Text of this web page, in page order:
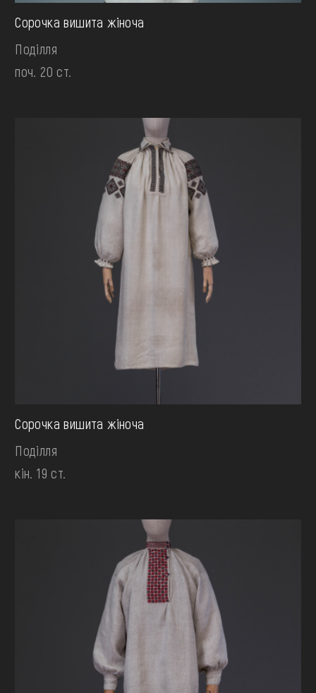
Сорочка вишита жіноча
Поділля
поч. 20 ст.
Сорочка вишита жіноча
Поділля
кін. 19 ст.